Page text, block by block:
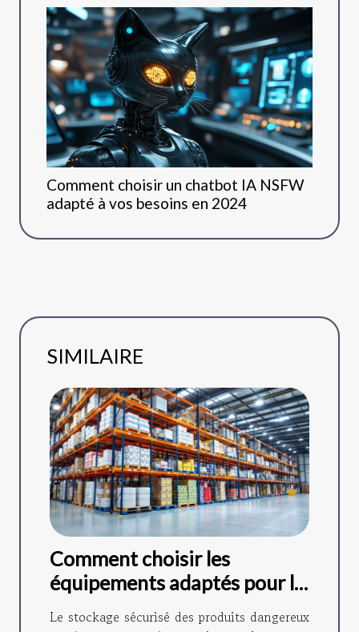
Comment choisir un chatbot IA NSFW
adapté à vos besoins en 2024
SIMILAIRE
Comment choisir les
équipements adaptés pour le
stockage sécurisé de
Le stockage sécurisé des produits dangereux